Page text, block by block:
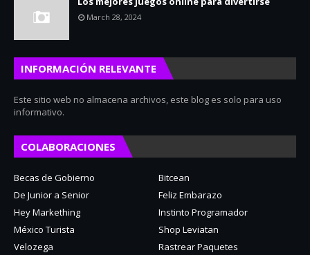
March 28, 2024
INFORMACIÓN RELEVANTE
Este sitio web no almacena archivos, este blog es solo para uso
informativo.
COLABORACIONES
Becas de Gobierno
Bitcean
De Junior a Senior
Feliz Embarazo
Hey Markething
Instinto Programador
México Turista
Shop Leviatan
Velozega
Rastrear Paquetes